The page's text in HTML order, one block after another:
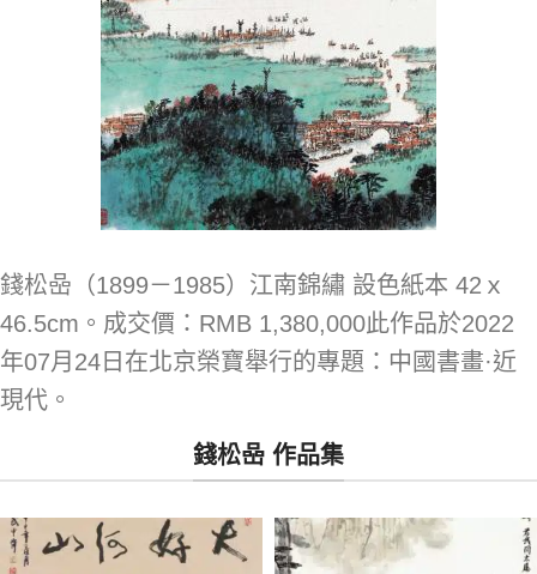
錢松喦（1899－1985）江南錦繡 設色紙本 42ｘ
46.5cm。成交價：RMB 1,380,000此作品於2022
年07月24日在北京榮寶舉行的專題：中國書畫·近
現代。
錢松喦 作品集